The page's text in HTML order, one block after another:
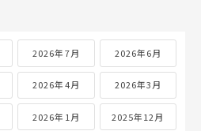
2026年7月 2026年6月
2026年4月 2026年3月
2026年1月 2025年12月